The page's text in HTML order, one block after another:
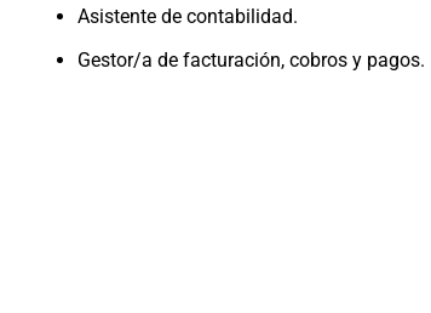
Asistente de contabilidad.
Gestor/a de facturación, cobros y pagos.